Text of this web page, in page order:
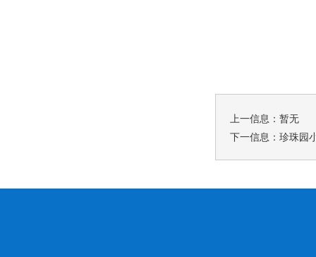
上一信息：暂无
下一信息： 珍珠园